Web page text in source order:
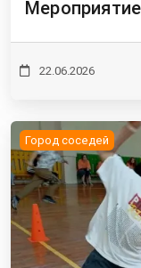
22.06.2026
Город соседей